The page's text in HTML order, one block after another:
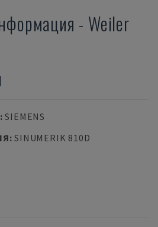
- Weiler
:SIEMENS
:SINUMERIK 810D